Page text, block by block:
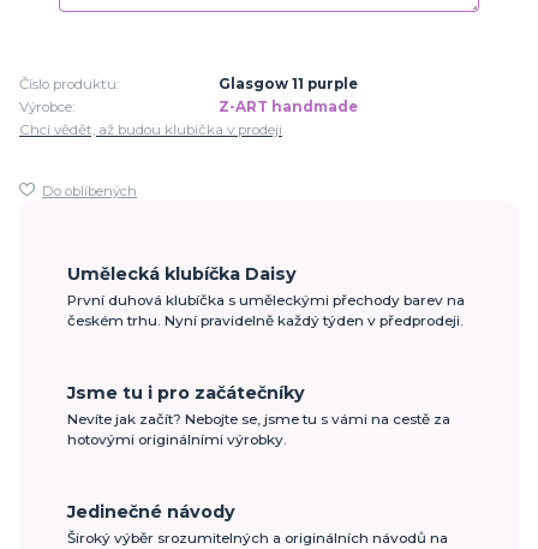
Číslo produktu:
Glasgow 11 purple
Výrobce:
Z-ART handmade
Chci vědět, až budou klubíčka v prodeji
Do oblíbených
Umělecká klubíčka Daisy
První duhová klubíčka s uměleckými přechody barev na
českém trhu. Nyní pravidelně každý týden v předprodeji.
Jsme tu i pro začátečníky
Nevíte jak začít? Nebojte se, jsme tu s vámi na cestě za
hotovými originálními výrobky.
Jedinečné návody
Široký výběr srozumitelných a originálních návodů na